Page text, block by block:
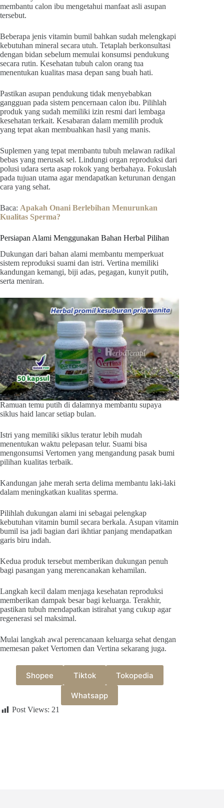
membantu calon ibu mengetahui manfaat asli asupan
tersebut.
Beberapa jenis vitamin bumil bahkan sudah melengkapi
kebutuhan mineral secara utuh. Tetaplah berkonsultasi
dengan bidan sebelum memulai konsumsi pendukung
secara rutin. Kesehatan tubuh calon orang tua
menentukan kualitas masa depan sang buah hati.
Pastikan asupan pendukung tidak menyebabkan
gangguan pada sistem pencernaan calon ibu. Pilihlah
produk yang sudah memiliki izin resmi dari lembaga
kesehatan terkait. Kesabaran dalam memilih produk
yang tepat akan membuahkan hasil yang manis.
Suplemen yang tepat membantu tubuh melawan radikal
bebas yang merusak sel. Lindungi organ reproduksi dari
polusi udara serta asap rokok yang berbahaya. Fokuslah
pada tujuan utama agar mendapatkan keturunan dengan
cara yang sehat.
Baca: Apakah Onani Berlebihan Menurunkan
Kualitas Sperma?
Persiapan Alami Menggunakan Bahan Herbal Pilihan
Dukungan dari bahan alami membantu memperkuat
sistem reproduksi suami dan istri. Vertina memiliki
kandungan kemangi, biji adas, pegagan, kunyit putih,
serta meniran.
Ramuan temu putih di dalamnya membantu supaya
siklus haid lancar setiap bulan.
Istri yang memiliki siklus teratur lebih mudah
menentukan waktu pelepasan telur. Suami bisa
mengonsumsi Vertomen yang mengandung pasak bumi
pilihan kualitas terbaik.
Kandungan jahe merah serta delima membantu laki-laki
dalam meningkatkan kualitas sperma.
Pilihlah dukungan alami ini sebagai pelengkap
kebutuhan vitamin bumil secara berkala. Asupan vitamin
bumil isa jadi bagian dari ikhtiar panjang mendapatkan
garis biru indah.
Kedua produk tersebut memberikan dukungan penuh
bagi pasangan yang merencanakan kehamilan.
Langkah kecil dalam menjaga kesehatan reproduksi
memberikan dampak besar bagi keluarga. Terakhir,
pastikan tubuh mendapatkan istirahat yang cukup agar
regenerasi sel maksimal.
Mulai langkah awal perencanaan keluarga sehat dengan
memesan paket Vertomen dan Vertina sekarang juga.
Shopee Tiktok Tokopedia
Whatsapp
Post Views: 21